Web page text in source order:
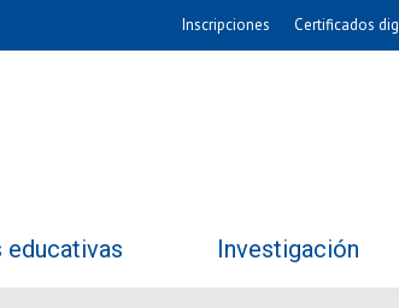
Inscripciones Certificados
Investigación